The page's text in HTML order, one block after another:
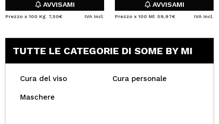
AVVISAMI
Prezzo x 100 Kg: 7,50€ IVA Incl.
AVVISAMI
Prezzo x 100 Ml: 59,97€ IVA Incl.
TUTTE LE CATEGORIE DI SOME BY MI
Cura del viso Cura personale
Maschere